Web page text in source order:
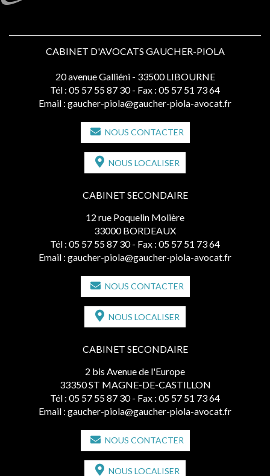
CABINET D'AVOCATS GAUCHER-PIOLA
20 avenue Galliéni - 33500 LIBOURNE
Tél : 05 57 55 87 30 - Fax : 05 57 51 73 64
Email : gaucher-piola@gaucher-piola-avocat.fr
NOUS CONTACTER
NOUS LOCALISER
CABINET SECONDAIRE
12 rue Poquelin Molière
33000 BORDEAUX
Tél : 05 57 55 87 30 - Fax : 05 57 51 73 64
Email : gaucher-piola@gaucher-piola-avocat.fr
NOUS CONTACTER
NOUS LOCALISER
CABINET SECONDAIRE
2 bis Avenue de l'Europe
33350 ST MAGNE-DE-CASTILLON
Tél : 05 57 55 87 30 - Fax : 05 57 51 73 64
Email : gaucher-piola@gaucher-piola-avocat.fr
NOUS CONTACTER
NOUS LOCALISER